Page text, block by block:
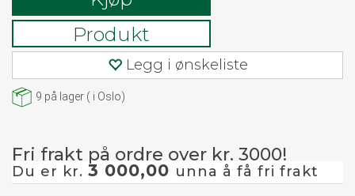
Produkt
Legg i ønskeliste
9 på lager ( i Oslo)
Fri frakt på ordre over kr. 3000!
Du er kr. 3 000,00 unna å få fri frakt